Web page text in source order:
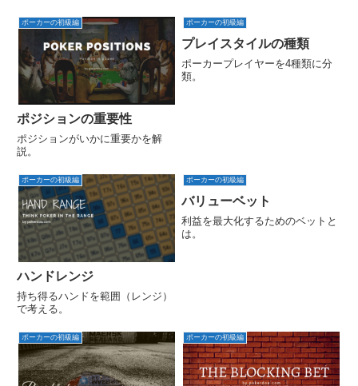
ポーカーの初級編
ポジションの重要性
ポジションがいかに重要かを解
説。
ポーカーの初級編
プレイスタイルの種類
ポーカープレイヤーを4種類に分
類。
ポーカーの初級編
ハンドレンジ
持ち得るハンドを範囲（レンジ）
で考える。
ポーカーの初級編
バリューベット
利益を最大化するためのベットと
は。
ポーカーの初級編 ポーカーの初級編